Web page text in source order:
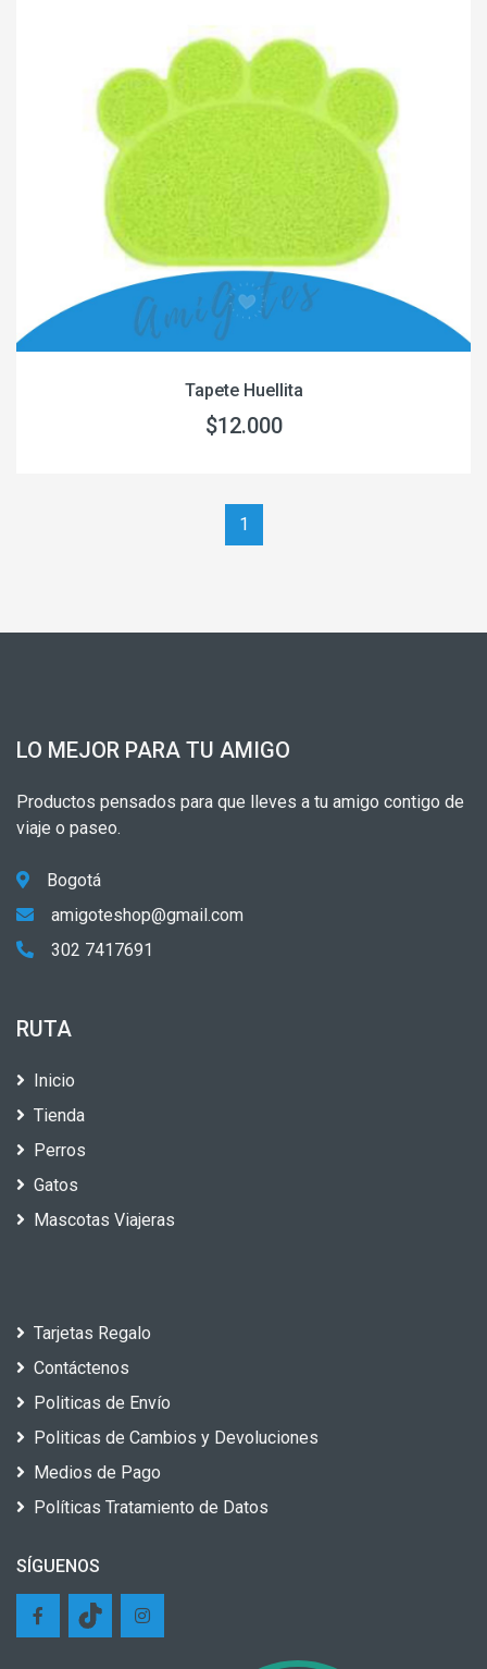
Tapete Huellita
$12.000
1
LO MEJOR PARA TU AMIGO
Productos pensados para que lleves a tu amigo contigo de
viaje o paseo.
Bogotá
amigoteshop@gmail.com
302 7417691
RUTA
Inicio
Tienda
Perros
Gatos
Mascotas Viajeras
Tarjetas Regalo
Contáctenos
Politicas de Envío
Politicas de Cambios y Devoluciones
Medios de Pago
Políticas Tratamiento de Datos
SÍGUENOS